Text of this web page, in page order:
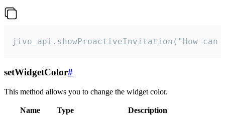
jivo_api.showProactiveInvitation("How
setWidgetColor#
This method allows you to change the widget color.
Name Type
Description